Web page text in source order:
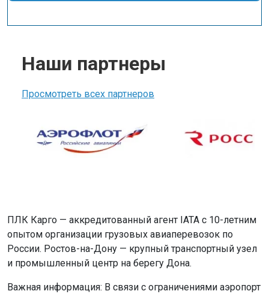
Наши партнеры
Просмотреть всех партнеров
ПЛК Карго — аккредитованный агент IATA с 10-летним
опытом организации грузовых авиаперевозок по
России. Ростов-на-Дону — крупный транспортный узел
и промышленный центр на берегу Дона.
Важная информация: В связи с ограничениями аэропорт